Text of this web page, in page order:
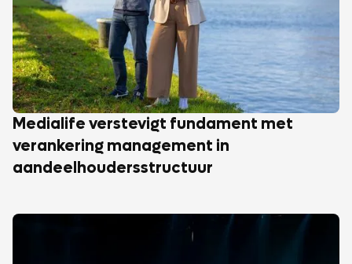
Medialife verstevigt fundament met
verankering management in
aandeelhoudersstructuur